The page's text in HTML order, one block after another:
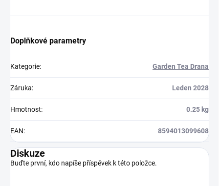
Doplňkové parametry
Kategorie: Garden Tea Drana
Záruka: Leden 2028
Hmotnost: 0.25 kg
EAN: 8594013099608
Diskuze
Buďte první, kdo napíše příspěvek k této položce.